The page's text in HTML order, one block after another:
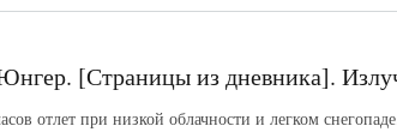
[Страницы из дневника].
отлет при низкой облачности и легком